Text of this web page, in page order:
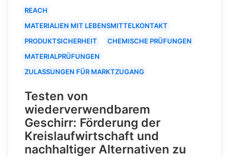
REACH
MATERIALIEN MIT LEBENSMITTELKONTAKT
PRODUKTSICHERHEIT
CHEMISCHE PRÜFUNGEN
MATERIALPRÜFUNGEN
ZULASSUNGEN FÜR MARKTZUGANG
Testen von
wiederverwendbarem
Geschirr: Förderung der
Kreislaufwirtschaft und
nachhaltiger Alternativen zu